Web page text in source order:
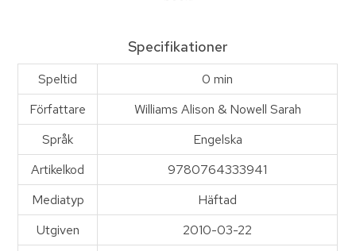
Specifikationer
Speltid
0 min
Författare
Williams Alison & Nowell Sarah
Språk
Engelska
Artikelkod
9780764333941
Mediatyp
Häftad
Utgiven
2010-03-22